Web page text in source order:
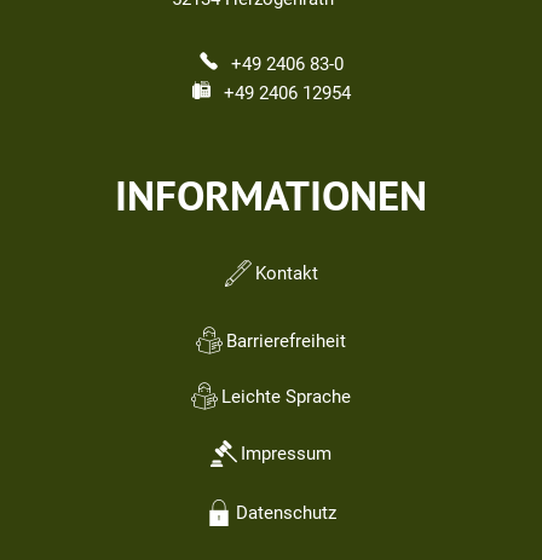
+49 2406 83-0
+49 2406 12954
INFORMATIONEN
Kontakt
Barrierefreiheit
Leichte Sprache
Impressum
Datenschutz